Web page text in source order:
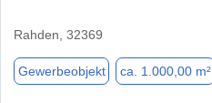
Rahden, 32369
Gewerbeobjekt ca. 1.000,00 m²